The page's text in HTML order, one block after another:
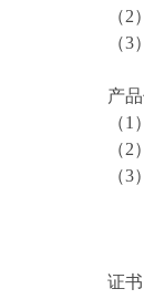
（
（
产品
（
（
（
证书